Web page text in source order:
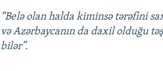
“Belə olan halda kiminsə tərəfini
və Azərbaycanın da daxil olduğu
bilər”.